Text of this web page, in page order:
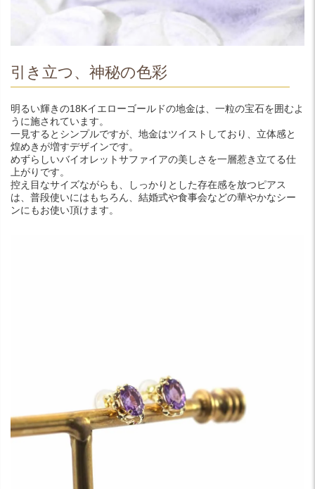
引き立つ、神秘の色彩
明るい輝きの18Kイエローゴールドの地金は、一粒の宝石を囲むよ
うに施されています。
一見するとシンプルですが、地金はツイストしており、立体感と
煌めきが増すデザインです。
めずらしいバイオレットサファイアの美しさを一層惹き立てる仕
上がりです。
控え目なサイズながらも、しっかりとした存在感を放つピアス
は、普段使いにはもちろん、結婚式や食事会などの華やかなシー
ンにもお使い頂けます。